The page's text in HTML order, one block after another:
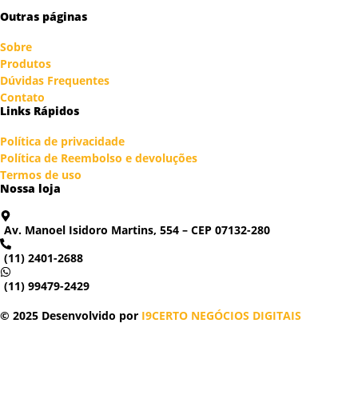
Outras páginas
Sobre
Produtos
Dúvidas Frequentes
Contato
Links Rápidos
Política de privacidade
Política de Reembolso e devoluções
Termos de uso
Nossa loja
Av. Manoel Isidoro Martins, 554 – CEP 07132-280
(11) 2401-2688
(11) 99479-2429
© 2025 Desenvolvido por I9CERTO NEGÓCIOS DIGITAIS